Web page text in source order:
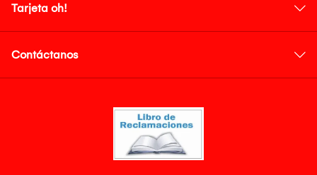
Tarjeta oh!
Contáctanos